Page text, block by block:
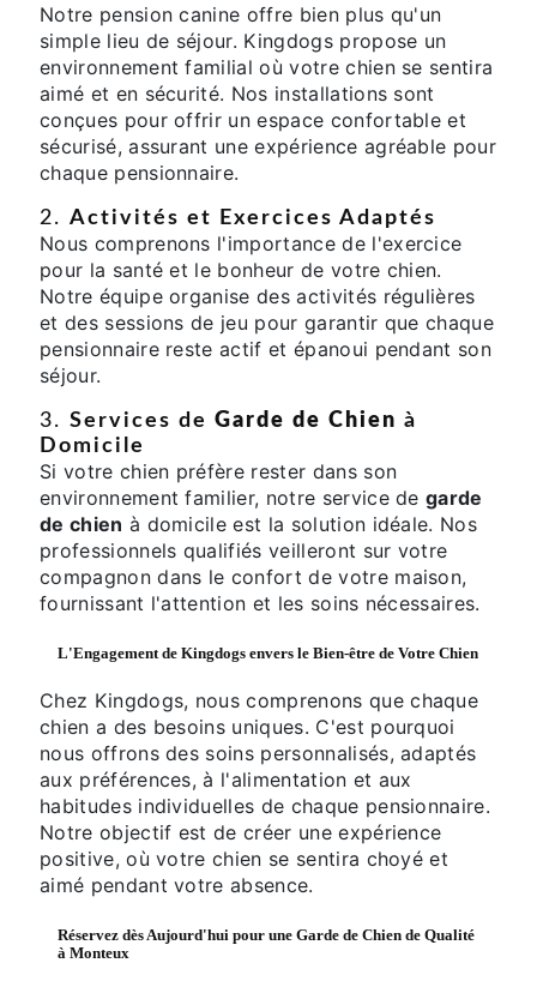
Notre pension canine offre bien plus qu'un
simple lieu de séjour. Kingdogs propose un
environnement familial où votre chien se sentira
aimé et en sécurité. Nos installations sont
conçues pour offrir un espace confortable et
sécurisé, assurant une expérience agréable pour
chaque pensionnaire.
2. Activités et Exercices Adaptés
Nous comprenons l'importance de l'exercice
pour la santé et le bonheur de votre chien.
Notre équipe organise des activités régulières
et des sessions de jeu pour garantir que chaque
pensionnaire reste actif et épanoui pendant son
séjour.
3. Services de Garde de Chien à
Domicile
Si votre chien préfère rester dans son
environnement familier, notre service degarde
de chien à domicile est la solution idéale. Nos
professionnels qualifiés veilleront sur votre
compagnon dans le confort de votre maison,
fournissant l'attention et les soins nécessaires.
L'Engagement de Kingdogs envers le Bien-être de Votre Chien
Chez Kingdogs, nous comprenons que chaque
chien a des besoins uniques. C'est pourquoi
nous offrons des soins personnalisés, adaptés
aux préférences, à l'alimentation et aux
habitudes individuelles de chaque pensionnaire.
Notre objectif est de créer une expérience
positive, où votre chien se sentira choyé et
aimé pendant votre absence.
Réservez dès Aujourd'hui pour une Garde de Chien de Qualité
à Monteux